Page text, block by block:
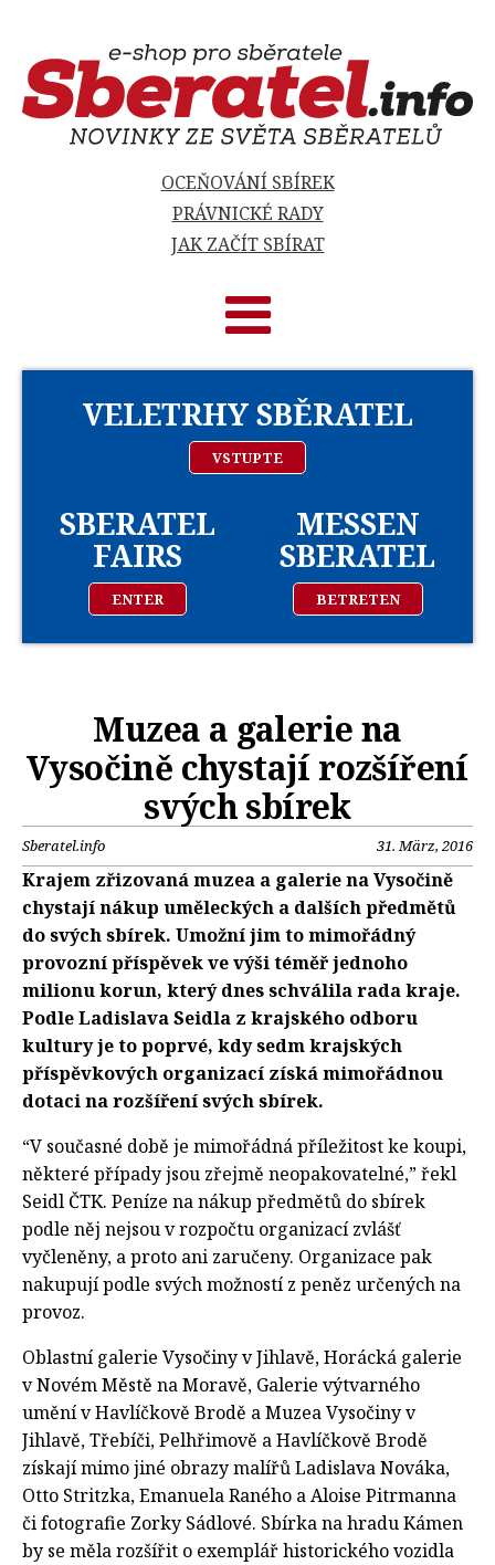
OCEŇOVÁNÍ SBÍREK
PRÁVNICKÉ RADY
JAK ZAČÍT SBÍRAT
VELETRHY SBĚRATEL
VSTUPTE
SBERATEL
FAIRS
ENTER
MESSEN
SBERATEL
BETRETEN
Muzea a galerie na
Vysočině chystají rozšíření
svých sbírek
Sberatel.info 31. März, 2016
Krajem zřizovaná muzea a galerie na Vysočině
chystají nákup uměleckých a dalších předmětů
do svých sbírek. Umožní jim to mimořádný
provozní příspěvek ve výši téměř jednoho
milionu korun, který dnes schválila rada kraje.
Podle Ladislava Seidla z krajského odboru
kultury je to poprvé, kdy sedm krajských
příspěvkových organizací získá mimořádnou
dotaci na rozšíření svých sbírek.
“V současné době je mimořádná příležitost ke koupi,
některé případy jsou zřejmě neopakovatelné,” řekl
Seidl ČTK. Peníze na nákup předmětů do sbírek
podle něj nejsou v rozpočtu organizací zvlášť
vyčleněny, a proto ani zaručeny. Organizace pak
nakupují podle svých možností z peněz určených na
provoz.
Oblastní galerie Vysočiny v Jihlavě, Horácká galerie
v Novém Městě na Moravě, Galerie výtvarného
umění v Havlíčkově Brodě a Muzea Vysočiny v
Jihlavě, Třebíči, Pelhřimově a Havlíčkově Brodě
získají mimo jiné obrazy malířů Ladislava Nováka,
Otto Stritzka, Emanuela Raného a Aloise Pitrmanna
či fotografie Zorky Sádlové. Sbírka na hradu Kámen
by se měla rozšířit o exemplář historického vozidla